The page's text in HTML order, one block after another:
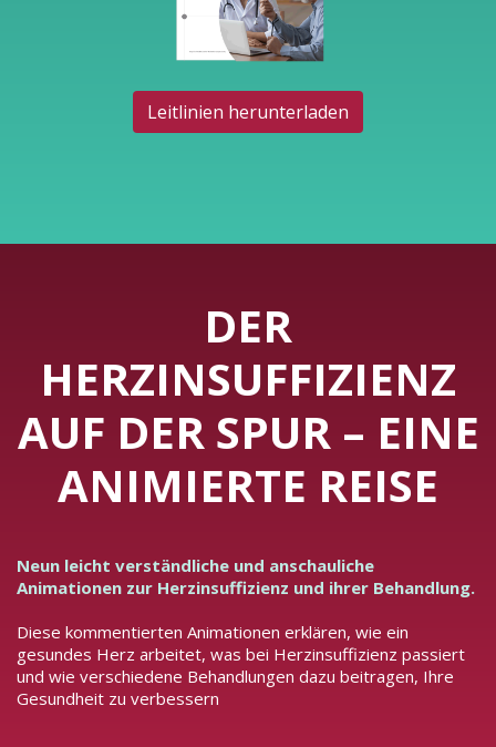
Leitlinien herunterladen
DER
HERZINSUFFIZIENZ
AUF DER SPUR – EINE
ANIMIERTE REISE
Neun leicht verständliche und anschauliche
Animationen zur Herzinsuffizienz und ihrer Behandlung.
Diese kommentierten Animationen erklären, wie ein
gesundes Herz arbeitet, was bei Herzinsuffizienz passiert
und wie verschiedene Behandlungen dazu beitragen, Ihre
Gesundheit zu verbessern